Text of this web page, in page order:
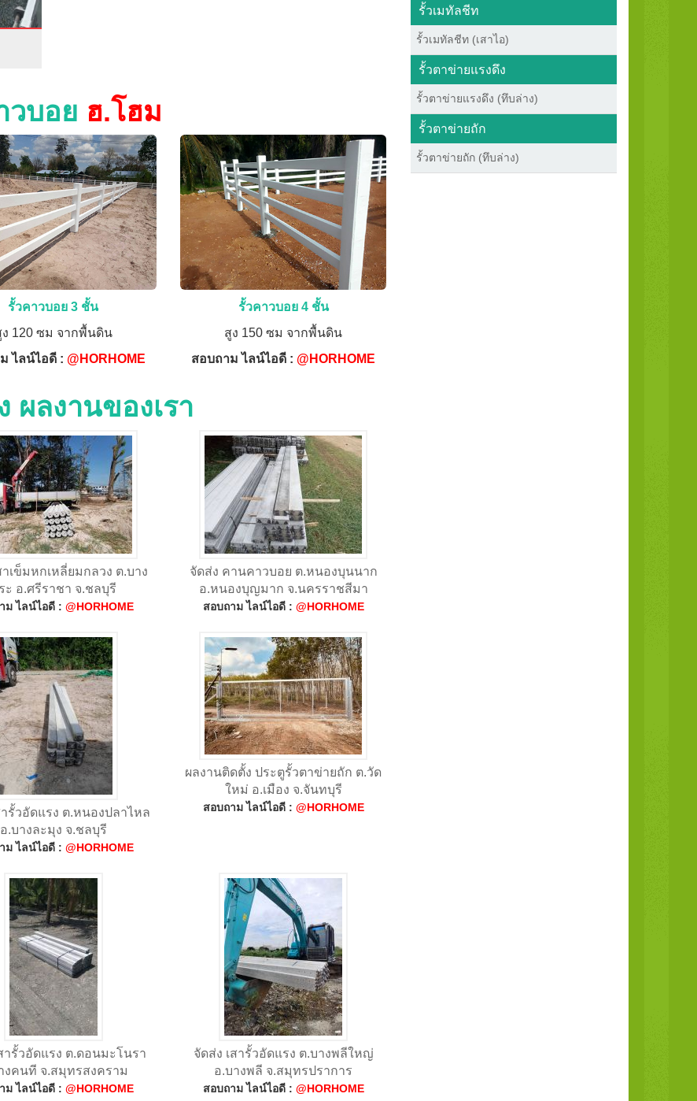
วบอย ฮ.โฮม
รั้วคาวบอย 3 ชั้น
ง 120 ซม จากพื้นดิน
ไลน์ไอดี : @HORHOME
รั้วคาวบอย 4 ชั้น
สูง 150 ซม จากพื้นดิน
สอบถาม ไลน์ไอดี : @HORHOME
ผลงานของเรา
าเข็มหกเหลี่ยมกลวง ต.บาง
ะ อ.ศรีราชา จ.ชลบุรี
ม ไลน์ไอดี :@HORHOME
จัดส่ง คานคาวบอย ต.หนองบุนนาก
อ.หนองบุญมาก จ.นครราชสีมา
สอบถาม ไลน์ไอดี : @HORHOME
ารั้วอัดแรง ต.หนองปลาไหล
อ.บางละมุง จ.ชลบุรี
ม ไลน์ไอดี :@HORHOME
ผลงานติดตั้ง ประตูรั้วตาข่ายถัก ต.วัด
ใหม่ อ.เมือง จ.จันทบุรี
สอบถาม ไลน์ไอดี : @HORHOME
ารั้วอัดแรง ต.ดอนมะโนรา
งคนที จ.สมุทรสงคราม
ม ไลน์ไอดี :@HORHOME
จัดส่ง เสารั้วอัดแรง ต.บางพลีใหญ่
อ.บางพลี จ.สมุทรปราการ
สอบถาม ไลน์ไอดี : @HORHOME
รั้วเมทัลชีท
รั้วเมทัลชีท (เสาไอ)
รั้วตาข่ายแรงดึง
รั้วตาข่ายแรงดึง (ทึบล่าง)
รั้วตาข่ายถัก
รั้วตาข่ายถัก (ทึบล่าง)